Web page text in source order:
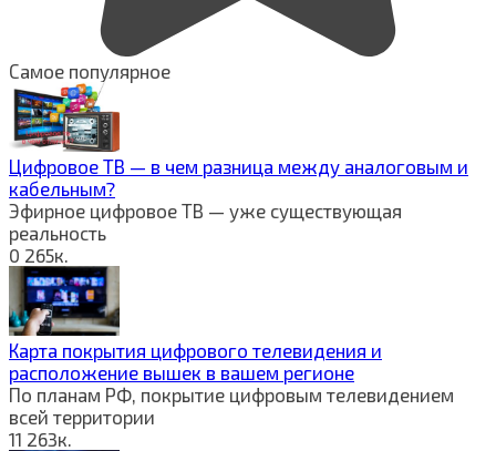
Самое популярное
Цифровое ТВ — в чем разница между аналоговым и
кабельным?
Эфирное цифровое ТВ — уже существующая
реальность
0 265к.
Карта покрытия цифрового телевидения и
расположение вышек в вашем регионе
По планам РФ, покрытие цифровым телевидением
всей территории
11 263к.